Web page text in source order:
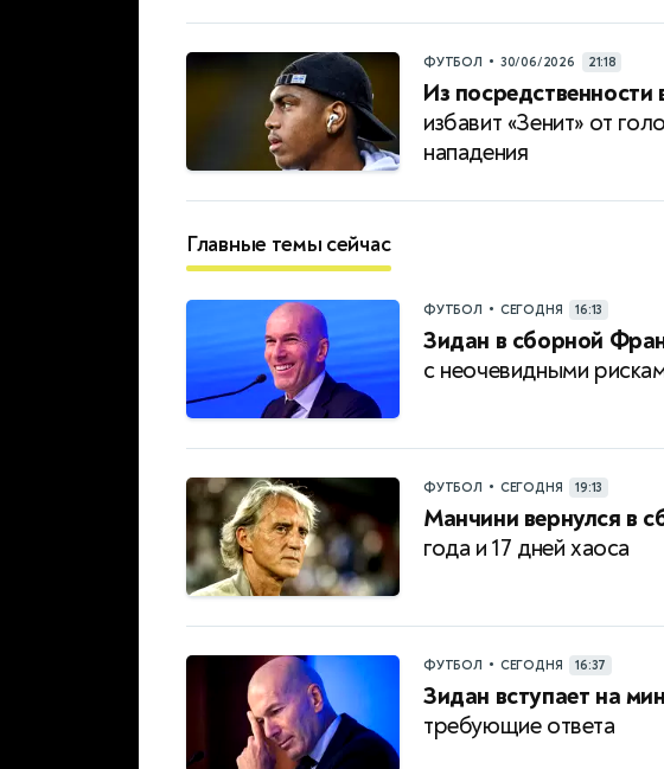
ФУТБОЛ • 30/06/2026 21:18
Из посредственности
избавит «Зенит» от
нападения
Главные темы сейчас
ФУТБОЛ • СЕГОДНЯ 16:13
Зидан в сборной
с неочевидными
ФУТБОЛ • СЕГОДНЯ 19:13
Манчини вернулся в
года и 17 дней хаоса
ФУТБОЛ • СЕГОДНЯ 16:37
Зидан вступает на
требующие ответа